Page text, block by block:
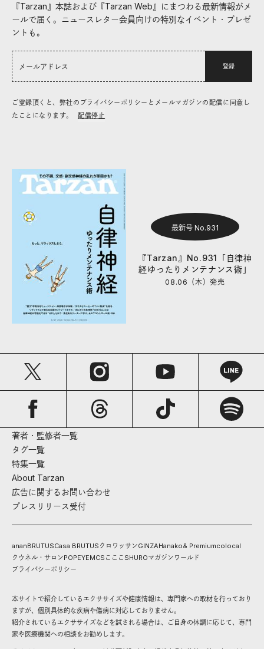
『Tarzan』本誌および『Tarzan Web』にまつわる最新情報がメ
ールで届く。ニュースレター会員向けの特別なイベント・プレゼ
ントも。
登録
ご登録頂くと、弊社のプライバシーポリシーとメールマガジンの配信に同意し
たことになります。
配信停止
最新号 No.931
『Tarzan』No.931「自律神
経ゆったりメンテナンス術」
08.06（木）発売
著者・監修者一覧
タグ一覧
特集一覧
About Tarzan
広告に関するお問い合わせ
プレスリリース受付
ananBRUTUSCasa BRUTUS クロワッサンGINZAHanako& Premiumcolocal
クウネル・サロンPOPEYEMCS こここ SHUROマガジンワールド
プライバシーポリシー
本サイトで紹介しているエクササイズや健康情報は、専門家への取材を行っており
ますが、個別具体的な疾病や傷病に対応しておりません。
紹介されているエクササイズなどを試される場合は、ご自身の体調に応じて、専門
家や医療機関への相談をお勧めします。